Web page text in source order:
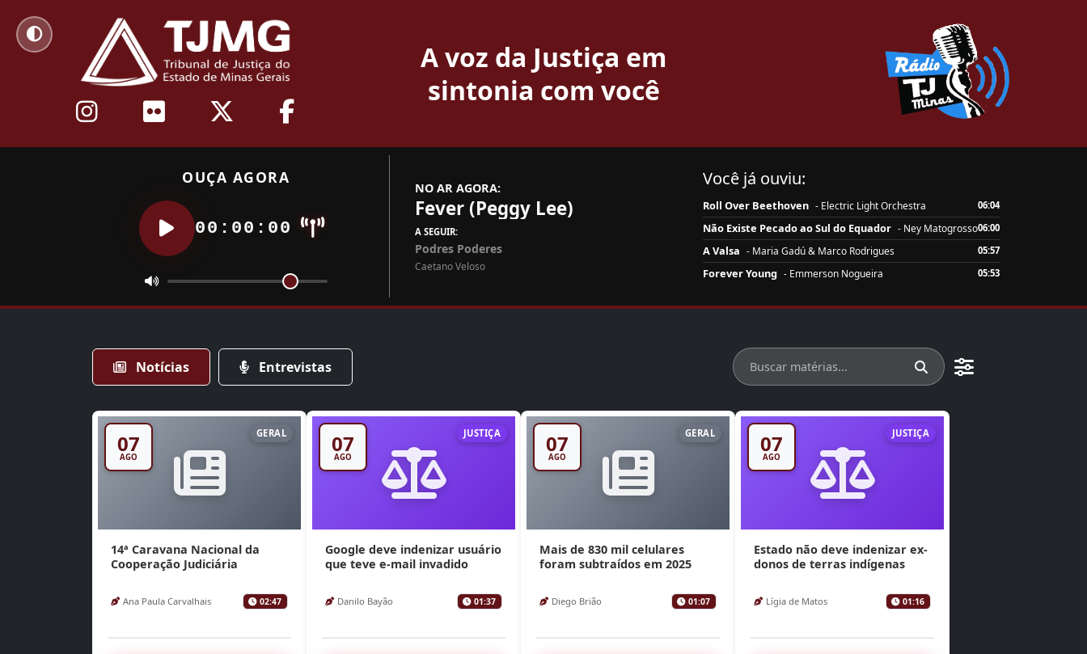
A voz da Justiça em
sintonia com você
OUÇA AGORA
00:00:00
NO AR AGORA:
Fever (Peggy Lee)
A SEGUIR:
Podres Poderes
Caetano Veloso
Você já ouviu:
Roll Over Beethoven - Electric Light Orchestra 06:04
Não Existe Pecado ao Sul do Equador - Ney Matogrosso06:00
A Valsa - Maria Gadú & Marco Rodrigues 05:57
Forever Young - Emmerson Nogueira 05:53
Notícias Entrevistas
07
AGO
GERAL
14ª Caravana Nacional da
Cooperação Judiciária
Ana Paula Carvalhais 02:47
07
AGO
JUSTIÇA
Google deve indenizar usuário
que teve e-mail invadido
Danilo Bayão 01:37
07
AGO
GERAL
Mais de 830 mil celulares
foram subtraídos em 2025
Diego Brião 01:07
07
AGO
JUSTIÇA
Estado não deve indenizar ex-
donos de terras indígenas
Lígia de Matos 01:16